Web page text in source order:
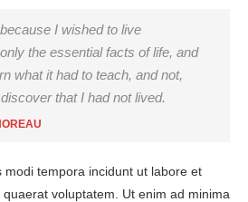
I wished to live
the essential facts of life, and
what it had to teach, and not,
that I had not lived.
modi tempora incidunt ut labore et
voluptatem. Ut enim ad minima